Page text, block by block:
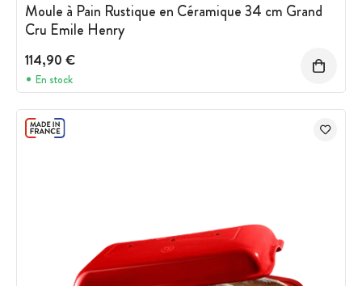
Moule à Pain Rustique en Céramique 34 cm Grand
Cru Emile Henry
114,90 €
En stock